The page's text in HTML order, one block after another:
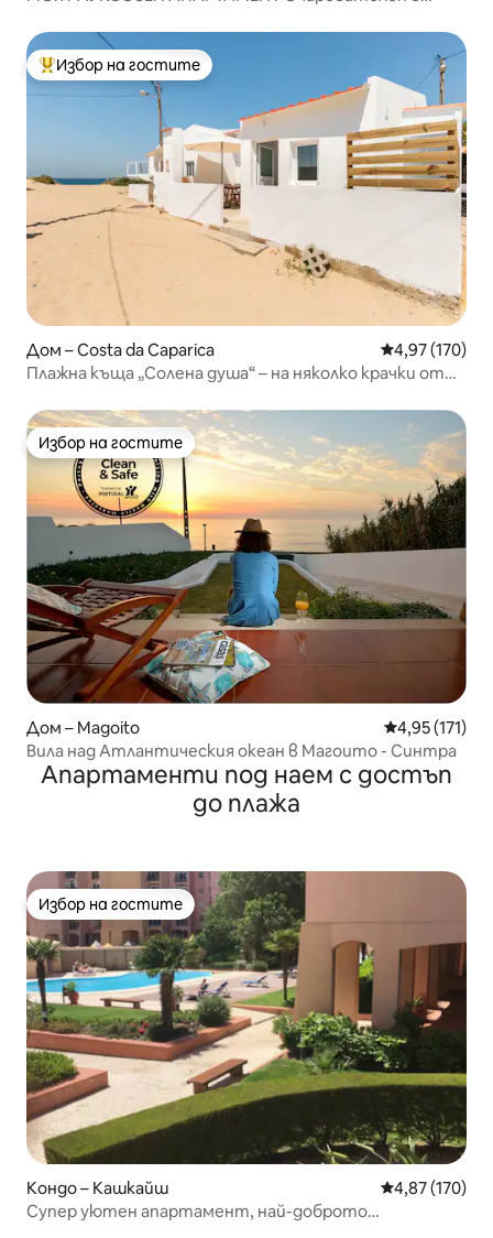
Най-популярен избор на гостите
Избор на гостите
Дом – Costa da Caparica Средна
4,97 (170)
Плажна къща „Солена душа“ – на няколко крачки от
Избор на гостите
Избор на гостите
Дом – Magoito Средна
4,95 (171)
Вила над Атлантическия океан в Магоито - Синтра
Апартаменти под наем с достъп
до плажа
Избор на гостите
Избор на гостите
Кондо – Кашкайш Средна
4,87 (170)
Супер уютен апартамент, най-доброто